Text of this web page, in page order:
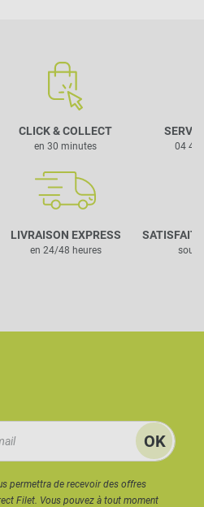
CLICK & COLLECT
en 30 minutes
LIVRAISON EXPRESS
en 24/48 heures
04 42
SATISFAIT
sous
permettra de recevoir des offres
Filet. Vous pouvez à tout moment